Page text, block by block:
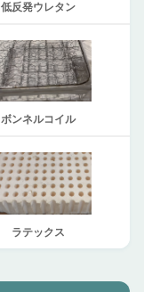
低反発ウレタン
ボンネルコイル
ラテックス